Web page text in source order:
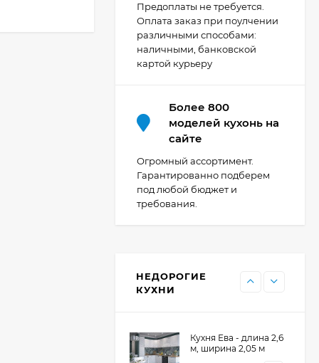
Предоплаты не требуется.
Оплата заказ при поулчении
различными способами:
наличными, банковской
картой курьеру
Более 800
моделей кухонь на
сайте
Огромный ассортимент.
Гарантированно подберем
под любой бюджет и
требования.
НЕДОРОГИЕ
КУХНИ
69 303₽
Кухня Принцесса -
44 091
Кухня Point 1,2 м -
13 655₽
11 476
Кухня Ева - длина 2,6
м, ширина 2,05 м